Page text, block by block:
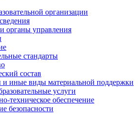
организации
органы управления
стандарты
состав
иные виды материальной поддержки
услуги
техническое обеспечение
безопасности